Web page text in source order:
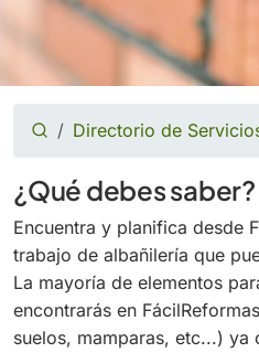
Directorio de
¿Qué debes saber?
Encuentra y planifica desde
trabajo de albañilería que
La mayoría de elementos
encontrarás en
suelos, mamparas, etc...) ya